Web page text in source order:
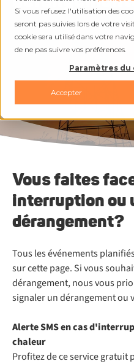
Si vous refusez l'utilisation des
seront pas suivies lors de votre
cookie sera utilisé dans votre
de ne pas suivre vos préférences.
Paramètres du
Accepter
Vous faites
interruption ou
dérangement?
Tous les événements
sur cette page. Si vous
dérangement, nous vous
signaler un dérangement ou
Alerte SMS en cas
chaleur
Profitez de ce service gratuit